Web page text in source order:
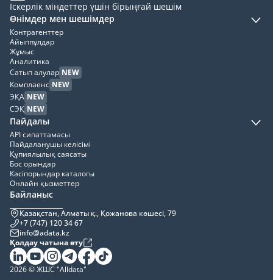
Іскерлік міндеттер үшін бірыңғай шешім
Өнімдер мен шешімдер
Контрагенттер
Айыппұлдар
Жұмыс
Аналитика
Сатып алулар NEW
Комплаенс NEW
ЭҚА NEW
СЭҚ NEW
Пайдалы
API сипаттамасы
Пайдаланушы келісімі
Құпиялылық саясаты
Бос орындар
Кәсіпорындар каталогы
Онлайн қызметтер
Байланыс
Қазақстан, Алматы қ., Қожанова көшесі, 79
+7 (747) 120 34 67
info@adata.kz
Қолдау чатына өту
2026 © ЖШС "Alldata"